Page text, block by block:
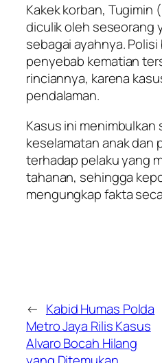
Kakek korban, Tugimin
diculik oleh seseorang
sebagai ayahnya.
penyebab kematian
rinciannya, karena
pendalaman.
Kasus ini
keselamatan anak dan
terhadap pelaku yang
tahanan, sehingga
mengungkap fakta
← Kabid Humas Polda
Metro Jaya Rilis Kasus
Alvaro Bocah Hilang